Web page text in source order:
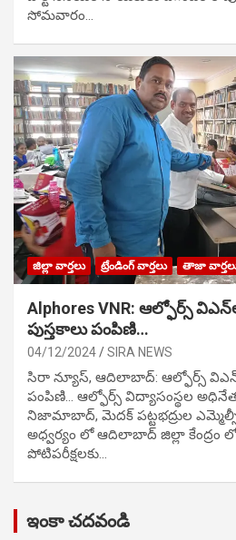
సోమవారం…
జిల్లా వార్తలు ట్రేండింగ్ వార్తలు తాజా
Alphores VNR: ఆల్ఫోర్స్
పుస్తకాలు పంపిణి…
04/12/2024 SIRA NEWS
సిరా న్యూస్, ఆదిలాబాద్: ఆల్ఫోర్స్
పంపిణి… ఆల్ఫోర్స్ విద్యాసంస్థల
నిజామాబాద్, మెదక్ పట్టభద్రుల ఎమ్మెల్సీ
అధ్వర్యం లో ఆదిలాబాద్ జిల్లా కేంద్రం లో
పోటిప‌రీక్ష‌ల‌కు…
ఇంకా చదవండి